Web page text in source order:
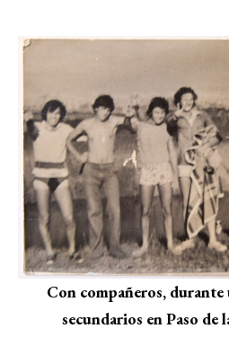
Con compañeros, durante
secundarios en Paso de